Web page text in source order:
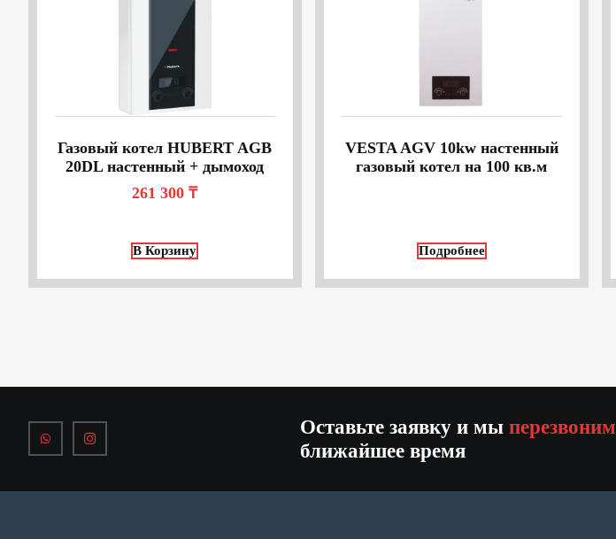
Газовый котел HUBERT AGB
20DL настенный + дымоход
261 300₸
В Корзину
VESTA AGV 10kw настенный
газовый котел на 100 кв.м
Подробнее
Оставьте заявку и мыперезвоним
ближайшее время